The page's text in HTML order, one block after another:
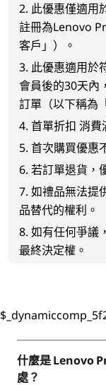
2. 此優惠僅適用
註冊為Lenovo
客戶」）。
3. 此優惠適用於
會員後的30天內
訂單（以下稱為
4. 首單折扣 消費
5. 首次購買優惠
6. 若訂單退貨，
7. 如禮品無法提
品替代的權利。
8. 如有任何爭議
最終決定權。
什麼是 Lenovo
處？